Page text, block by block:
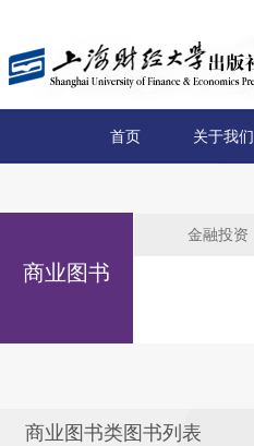
首页 关于我们
商业图书
金融投资
商业图书类图书列表